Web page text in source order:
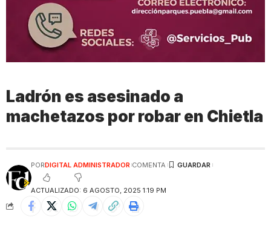
Ladrón es asesinado a
machetazos por robar en Chietla
ACTUALIZADO: 6 AGOSTO, 2025 1:19 PM
PORDIGITAL ADMINISTRADOR COMENTA